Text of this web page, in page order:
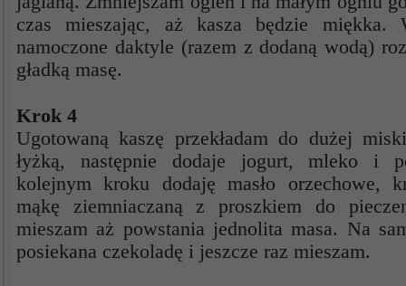
czas mieszając, aż kasza będzie miękka.
namoczone daktyle (razem z dodaną wodą)
gładką masę.
Krok 4
Ugotowaną kaszę przekładam do dużej
łyżką, następnie dodaje jogurt, mleko i
kolejnym kroku dodaję masło orzechowe,
mąkę ziemniaczaną z proszkiem do
mieszam aż powstania jednolita masa. Na
posiekana czekoladę i jeszcze raz mieszam.